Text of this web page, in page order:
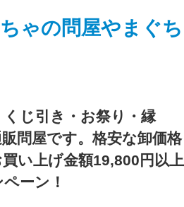
じ引き・お祭り・縁
問屋です。格安な卸価格
い上げ金額19,800円以上
ーン！